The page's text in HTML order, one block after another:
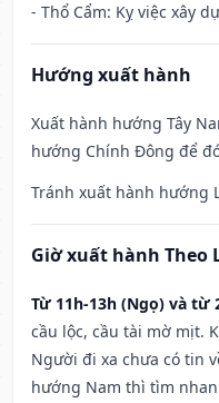
- Thổ Cẩm: Kỵ việc xây
Hướng xuất hành
Xuất hành hướng Tây
hướng Chính Đông để
Tránh xuất hành hướng
Giờ xuất hành Theo
Từ 11h-13h (Ngọ) và từ
cầu lộc, cầu tài mờ mịt.
Người đi xa chưa có tin
hướng Nam thì tìm